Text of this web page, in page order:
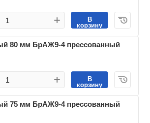
В
корзину
80 мм БрАЖ9-4 прессованный
В
корзину
75 мм БрАЖ9-4 прессованный